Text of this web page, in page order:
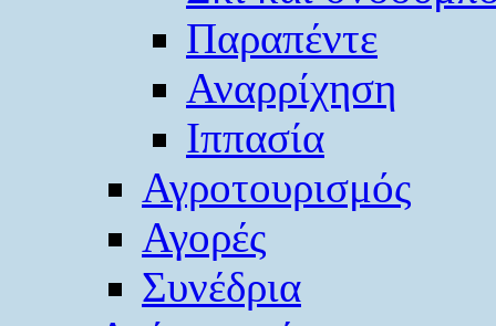
Παραπέντε
Αναρρίχηση
Ιππασία
Αγροτουρισμός
Αγορές
Συνέδρια